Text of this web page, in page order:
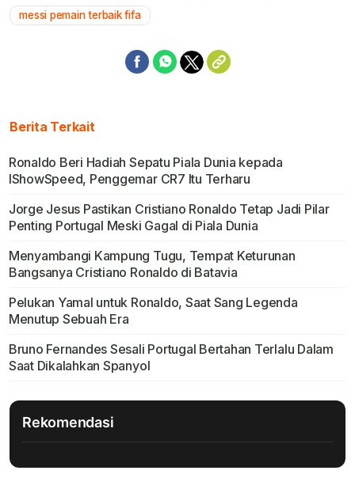
messi pemain terbaik fifa
Berita Terkait
Ronaldo Beri Hadiah Sepatu Piala Dunia kepada
IShowSpeed, Penggemar CR7 Itu Terharu
Jorge Jesus Pastikan Cristiano Ronaldo Tetap Jadi Pilar
Penting Portugal Meski Gagal di Piala Dunia
Menyambangi Kampung Tugu, Tempat Keturunan
Bangsanya Cristiano Ronaldo di Batavia
Pelukan Yamal untuk Ronaldo, Saat Sang Legenda
Menutup Sebuah Era
Bruno Fernandes Sesali Portugal Bertahan Terlalu Dalam
Saat Dikalahkan Spanyol
Rekomendasi